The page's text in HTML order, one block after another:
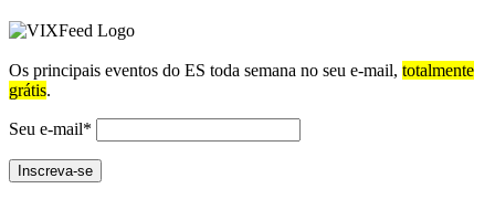
Os principais eventos do ES toda semana no seu e-mail, totalmente
grátis.
Seu e-mail*